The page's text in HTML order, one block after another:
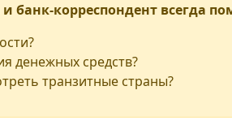
банк-корреспондент всегда
денежных средств?
транзитные страны?